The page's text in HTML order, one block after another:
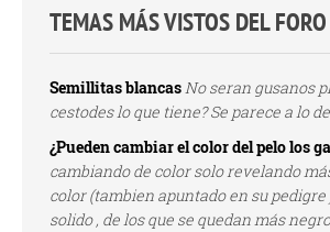
TEMAS MÁS VISTOS DEL FORO
Semillitas blancasNo seran gusanos
cestodes lo que tiene? Se parece a lo
¿Pueden cambiar el color del pelo los
cambiando de color solo revelando
color (tambien apuntado en su pedigre
solido , de los que se quedan más